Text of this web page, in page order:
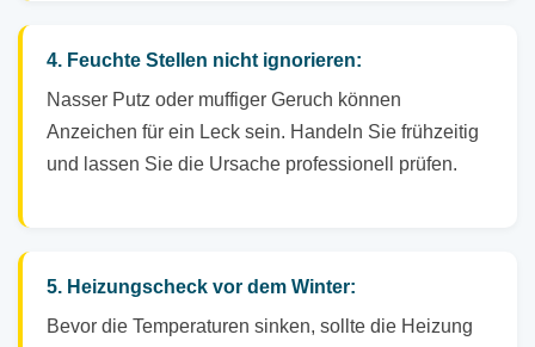
4. Feuchte Stellen nicht ignorieren:
Nasser Putz oder muffiger Geruch können
Anzeichen für ein Leck sein. Handeln Sie frühzeitig
und lassen Sie die Ursache professionell prüfen.
5. Heizungscheck vor dem Winter:
Bevor die Temperaturen sinken, sollte die Heizung